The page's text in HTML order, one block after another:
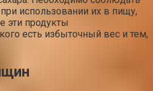
использовании их в пищу,
эти продукты
есть избыточный вес и тем,